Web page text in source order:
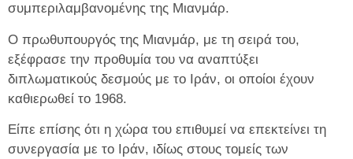
συμπεριλαμβανομένης της Μιανμάρ.
Ο πρωθυπουργός της Μιανμάρ, με τη σειρά του,
εξέφρασε την προθυμία του να αναπτύξει
διπλωματικούς δεσμούς με το Ιράν, οι οποίοι έχουν
καθιερωθεί το 1968.
Είπε επίσης ότι η χώρα του επιθυμεί να επεκτείνει τη
συνεργασία με το Ιράν, ιδίως στους τομείς των